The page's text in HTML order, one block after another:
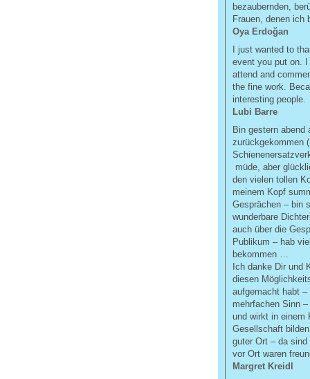
bezaubernden,
Frauen, denen ich
Oya Erdoğan
I just wanted to
event you put on.
attend and
the fine work.
interesting people.
Lubi Barre
Bin gestern abend
zurückgekommen
müde, aber
den vielen tollen
meinem Kopf
Gesprächen – bin
wunderbare
auch über die
Publikum – hab
bekommen …
Ich danke Dir und
diesen
aufgemacht habt
mehrfachen Sinn
und wirkt in einem
Gesellschaft
guter Ort – da
vor Ort waren
Margret Kreidl